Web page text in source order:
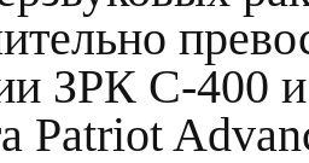
ЗРК С-400 и
Patriot